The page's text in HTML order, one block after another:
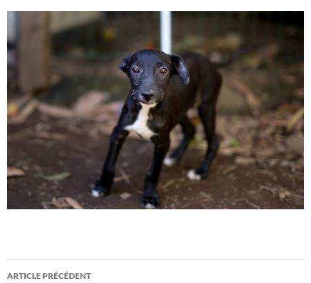
Navigation
ARTICLE PRÉCÉDENT